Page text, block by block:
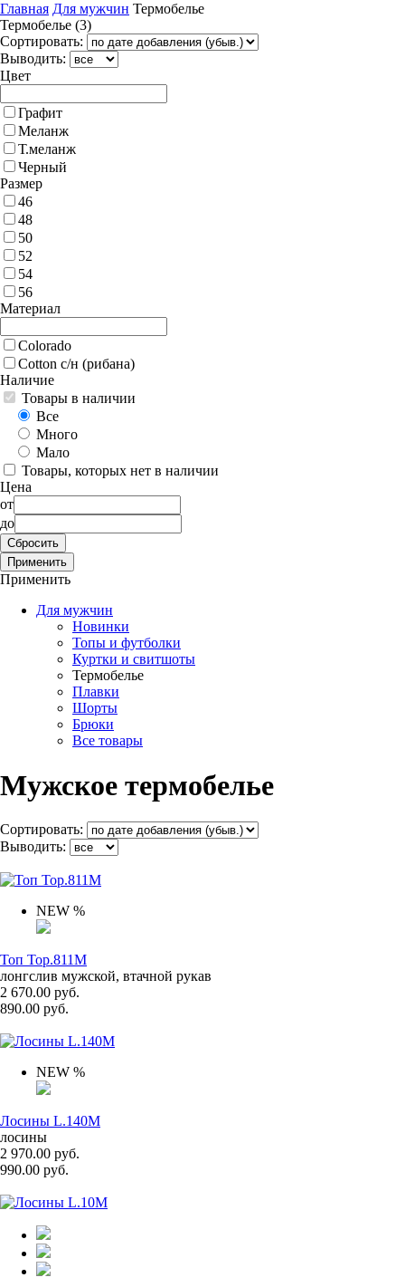
Главная Для мужчин Термобелье
Термобелье (3)
Сортировать:
Выводить:
Цвет
Графит
Меланж
Т.меланж
Черный
Размер
46
48
50
52
54
56
Материал
Colorado
Cotton с/н (рибана)
Наличие
Товары в наличии
Все
Много
Мало
Товары, которых нет в наличии
Цена
от
до
Применить
Для мужчин
Новинки
Топы и футболки
Куртки и свитшоты
Термобелье
Плавки
Шорты
Брюки
Все товары
Мужское термобелье
Сортировать:
Выводить:
NEW %
Топ Top.811M
лонгслив мужской, втачной рукав
2 670.00 руб.
890.00 руб.
NEW %
Лосины L.140M
лосины
2 970.00 руб.
990.00 руб.